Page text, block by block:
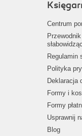
Centrum
Regulamin
Polityka
Deklaracja
Formy i
Formy
Usprawnij
Blog